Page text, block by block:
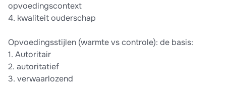
opvoedingscontext
4.⁠ ⁠kwaliteit ouderschap
Opvoedingsstijlen (warmte vs controle): de basis:
1.⁠ ⁠Autoritair
2.⁠ ⁠autoritatief
3.⁠ ⁠verwaarlozend